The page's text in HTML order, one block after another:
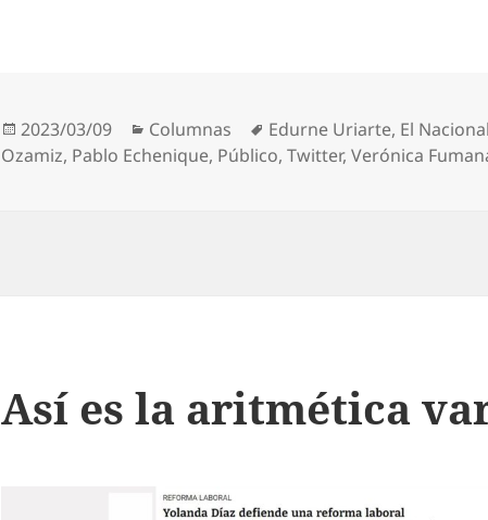
Publicado
el
2023/03/09 Categorías
Columnas Etiquetas
Edurne Uriarte, El Nacional
Ozamiz, Pablo Echenique, Público,Twitter,Verónica
Así es la aritmética